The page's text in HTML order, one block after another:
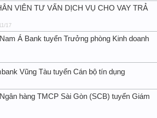
VIÊN TƯ VẤN DỊCH VỤ CHO VAY TRẢ
17
Nam Á Bank tuyển Trưởng phòng Kinh doanh
Vũng Tàu tuyển Cán bộ tín dụng
Ngân hàng TMCP Sài Gòn (SCB) tuyển Giám